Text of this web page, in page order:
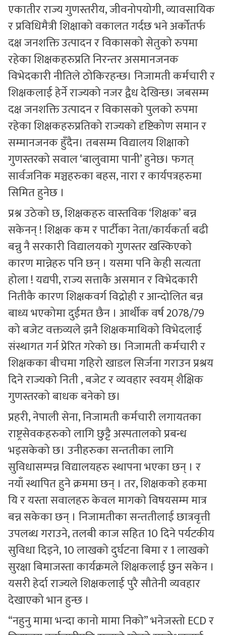
एकातीर राज्य गुणस्तरीय, जीवनोपयोगी, व्यावसायिक
र प्रविधिमैत्री शिक्षाको वकालत गर्दछ भने अर्कोतर्फ
दक्ष जनशक्ति उत्पादन र विकासको सेतुको रुपमा
रहेका शिक्षकहरुप्रति निरन्तर असमानजनक
विभेदकारी नीतिले ठोकिरहन्छ। निजामती कर्मचारी र
शिक्षकलाई हेर्ने राज्यको नजर द्वैध देखिन्छ। जबसम्म
दक्ष जनशक्ति उत्पादन र विकासको पुलको रुपमा
रहेका शिक्षकहरुप्रतिको राज्यको दृष्टिकोण समान र
सम्मानजनक हुँदैन। तबसम्म विद्यालय शिक्षाको
गुणस्तरको सवाल ‘बालुवामा पानी’ हुनेछ। फगत्
सार्वजनिक मञ्चहरुका बहस, नारा र कार्यपत्रहरुमा
सिमित हुनेछ ।
प्रश्न उठेको छ, शिक्षकहरु वास्तविक ‘शिक्षक’ बन्न
सकेनन् ! शिक्षक कम र पार्टीका नेता/कार्यकर्ता बढी
बन्नु नै सरकारी विद्यालयको गुणस्तर खस्किएको
कारण मान्नेहरु पनि छन् । यसमा पनि केही सत्यता
होला ! यद्यपी, राज्य सत्ताकै असमान र विभेदकारी
नितीकै कारण शिक्षकवर्ग विद्रोही र आन्दोलित बन्न
बाध्य भएकोमा दुईमत छैन । आर्थीक वर्ष 2078/79
को बजेट वक्तव्यले झनै शिक्षकमाथिको विभेदलाई
संस्थागत गर्न प्रेरित गरेको छ। निजामती कर्मचारी र
शिक्षकका बीचमा गहिरो खाडल सिर्जना गराउन प्रश्रय
दिने राज्यको निती , बजेट र व्यवहार स्वयम् शैक्षिक
गुणस्तरको बाधक बनेको छ।
प्रहरी, नेपाली सेना, निजामती कर्मचारी लगायतका
राष्ट्रसेवकहरुको लागि छुट्टै अस्पतालको प्रबन्ध
भइसकेको छ। उनीहरुका सन्ततीका लागि
सुविधासम्पन्न विद्यालयहरु स्थापना भएका छन् । र
नयाँ स्थापित हुने क्रममा छन् । तर, शिक्षकको हकमा
यि र यस्ता सवालहरु केवल मागको विषयसम्म मात्र
बन्न सकेका छन् । निजामतीका सन्ततीलाई छात्रवृत्ती
उपलब्ध गराउने, तलबी काज सहित 10 दिने पर्यटकीय
सुविधा दिइने, 10 लाखको दुर्घटना बिमा र 1 लाखको
सुरक्षा बिमाजस्ता कार्यक्रमले शिक्षकलाई छुन सकेन ।
यसरी हेर्दा राज्यले शिक्षकलाई पुरै सौतेनी व्यवहार
देखाएको भान हुन्छ ।
“नहुनु मामा भन्दा कानो मामा निको” भनेजस्तो ECD र